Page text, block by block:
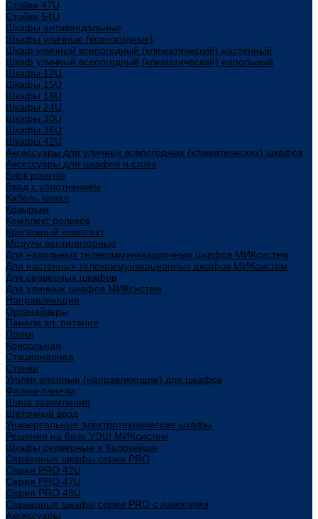
Стойки 47U
Стойки 54U
Шкафы антивандальные
Шкафы уличные (всепогодные)
Шкаф уличный всепогодный (климатический) настенный
Шкаф уличный всепогодный (климатический) напольный
Шкафы 12U
Шкафы 15U
Шкафы 18U
Шкафы 24U
Шкафы 30U
Шкафы 36U
Шкафы 42U
Аксессуары для уличных всепогодных (климатических) шкафов
Аксессуары для шкафов и стоек
Блок розеток
Ввод с уплотнением
Кабель канал
Козырьки
Комплект роликов
Крепежный комплект
Модули вентиляторные
Для напольных телекоммуникационных шкафов МИКсистем
Для настенных телекоммуникационных шкафов МИКсистем
Для серверных шкафов
Для уличных шкафов МИКсистем
Направляющие
Органайзеры
Панели эл. питания
Полки
Консольная
Стационарная
Стенки
Уголки опорные (направляющие) для шкафов
Фальш-панели
Шина заземления
Щеточный ввод
Универсальные электротехнические шкафы
Решения на базе УЭШ МИКсистем
Шкафы серверные и Колокейшн
Серверные шкафы серия PRO
Серия PRO 42U
Серия PRO 47U
Серия PRO 48U
Серверные шкафы серии PRO с ламелями
Аксессуары